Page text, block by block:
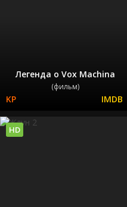
Легенда о Vox Machina
(фильм)
HD